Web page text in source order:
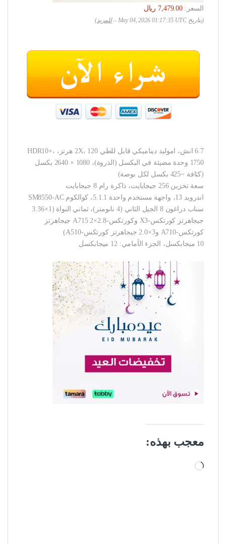
السعر:
‏7,479.00 ريال
(بتاريخ May 04, 2026 01:17:35 UTC – للمزيد)
6.7 انش، اموليد ديناميكي قابل للطي 2X، 120 هرتز، HDR10+،
1750 وحدة مضيئة في البكسل (الذروة)، 1080 × 2640 بكسل
(كثافة ~425 بكسل لكل بوصة)
سعة تخزين 256 جيجابايت، ذاكرة رام 8 جيجابايت
اندرويد 13، واجهة مستخدم واحدة 5.1.1، كوالكوم SM8550-AC
سناب دراغون 8 الجيل الثاني (4 نانومتر)، ثماني النواة (1×3.36
جيجاهرتز كورتكس-X3 وكورتكس-A715 2×2.8 جيجاهرتز
كورتكس-A710 و3×2.0 جيجاهرتز كورتكس-A510)
10 ميجابكسل، الجزء الأمامي: 12 ميجابكسل
معجب بهذه:
جاري التحميل…